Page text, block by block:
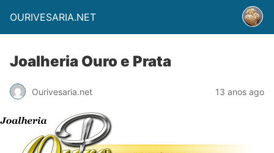
OURIVESARIA.NET
Joalheria Ouro e Prata
Ourivesaria.net 13 anos ago